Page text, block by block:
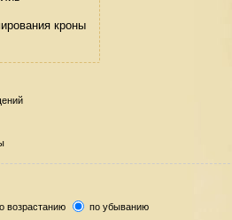
возрастанию по убыванию